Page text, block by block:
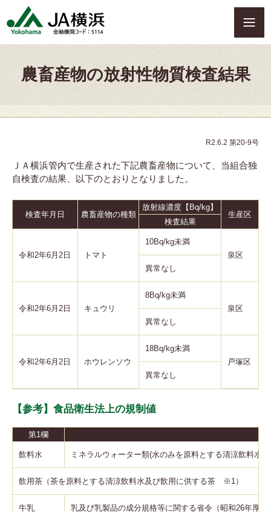
p
農畜産物の放射性物質検査結果
R2.6.2 第20-9号
ＪＡ横浜管内で生産された下記農畜産物について、当組合独
自検査の結果、以下のとおりとなりました。
検査年月日 農畜産物の種類
放射線濃度【Bq/kg】
生産区
検査結果
令和2年6月2日 トマト
10Bq/kg未満
泉区
異常なし
令和2年6月2日 キュウリ
8Bq/kg未満
泉区
異常なし
令和2年6月2日 ホウレンソウ
18Bq/kg未満
戸塚区
異常なし
【参考】食品衛生法上の規制値
第1欄
飲料水 ミネラルウォーター類(水のみを原料とする清涼飲料水)
飲用茶（茶を原料とする清涼飲料水及び飲用に供する茶 ※1）
牛乳 乳及び乳製品の成分規格等に関する省令（昭和26年厚